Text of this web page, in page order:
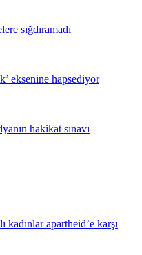
sığdıramadı
eksenine hapsediyor
hakikat sınavı
apartheid’e karşı